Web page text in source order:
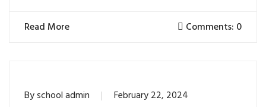
Read More Comments: 0
Byschool admin February 22, 2024